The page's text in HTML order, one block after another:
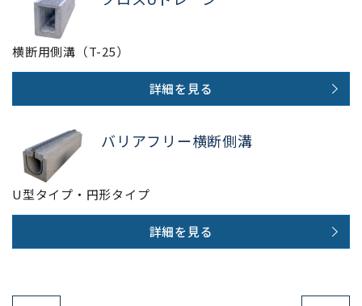
横断用側溝（T-25）
詳細を見る
バリアフリー横断側溝
U型タイプ・円形タイプ
詳細を見る